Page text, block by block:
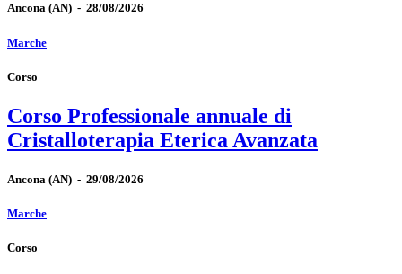
Ancona (AN) - 28/08/2026
Marche
Corso
Corso Professionale annuale di
Cristalloterapia Eterica Avanzata
Ancona (AN) - 29/08/2026
Marche
Corso